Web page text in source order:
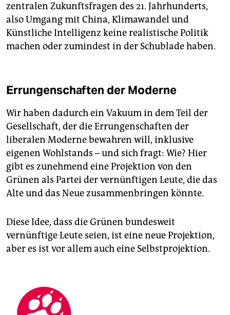
zentralen Zukunftsfragen des 21. Jahrhunderts,
also Umgang mit China, Klimawandel und
Künstliche Intelligenz keine realistische Politik
machen oder zumindest in der Schublade haben.
Errungenschaften der Moderne
Wir haben dadurch ein Vakuum in dem Teil der
Gesellschaft, der die Errungenschaften der
liberalen Moderne bewahren will, inklusive
eigenen Wohlstands – und sich fragt: Wie? Hier
gibt es zunehmend eine Projektion von den
Grünen als Partei der vernünftigen Leute, die das
Alte und das Neue zusammenbringen könnte.
Diese Idee, dass die Grünen bundesweit
vernünftige Leute seien, ist eine neue Projektion,
aber es ist vor allem auch eine Selbstprojektion.